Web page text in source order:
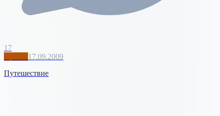
17
17.09.2009
Путешествие